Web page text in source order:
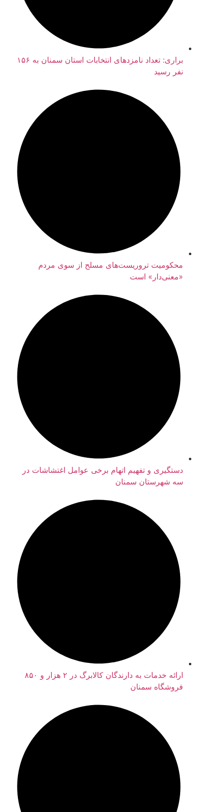
براری: تعداد نامزدهای انتخابات استان سمنان به ۱۵۶
محکومیت تروریست‌های مسلح از سوی مردم
«معنی‌دار» است
دستگیری و تفهیم اتهام برخی عوامل اغتشاشات در
سه شهرستان سمنان
ارائه خدمات به دارندگان کالابرگ در ۲ هزار و ۸۵۰
فروشگاه سمنان